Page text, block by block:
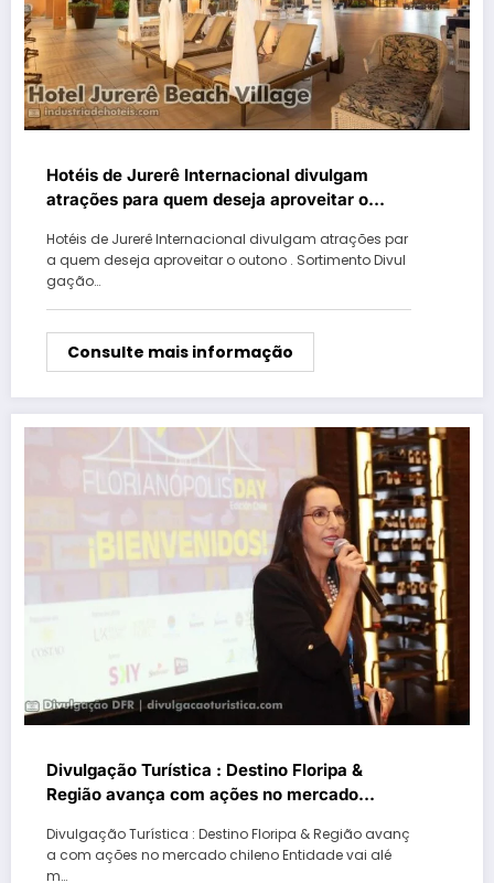
Hotéis de Jurerê Internacional divulgam
atrações para quem deseja aproveitar o
Hotéis de Jurerê Internacional divulgam atrações par
a quem deseja aproveitar o outono . Sortimento Divul
gação…
Consulte mais informação
Divulgação Turística : Destino Floripa &
Região avança com ações no mercado
Divulgação Turística : Destino Floripa & Região avanç
a com ações no mercado chileno Entidade vai alé
m…